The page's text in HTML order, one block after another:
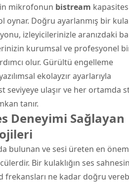
mikrofonun bistream
oynar. Doğru ayarlanmış bir
izleyicilerinizle aranızdaki
kurumsal ve profesyonel
olur. Gürültü engelleme
ekolayzır ayarlarıyla
seviyeye ulaşır ve her ortamda
tanır.
Deneyimi Sağlayan
bulunan ve sesi üreten en
Bir kulaklığın ses
frekansları ne kadar doğru